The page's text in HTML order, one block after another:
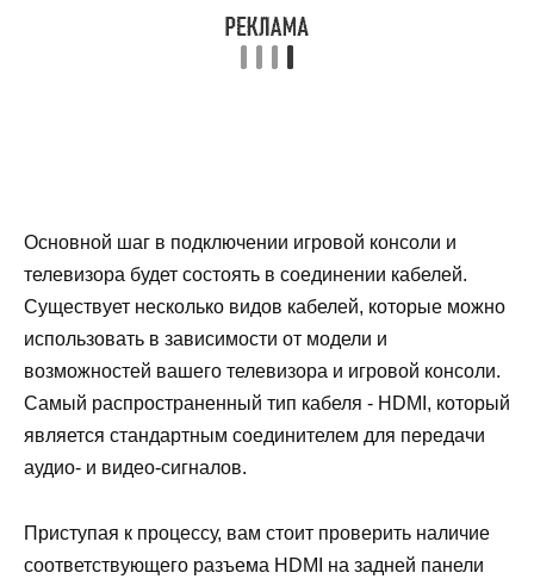
Основной шаг в подключении игровой консоли и
телевизора будет состоять в соединении кабелей.
Существует несколько видов кабелей, которые можно
использовать в зависимости от модели и
возможностей вашего телевизора и игровой консоли.
Самый распространенный тип кабеля - HDMI, который
является стандартным соединителем для передачи
аудио- и видео-сигналов.
Приступая к процессу, вам стоит проверить наличие
соответствующего разъема HDMI на задней панели